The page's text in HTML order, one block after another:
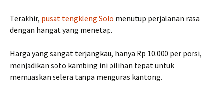
Terakhir, pusat tengkleng Solo menutup perjalanan rasa
dengan hangat yang menetap.
Harga yang sangat terjangkau, hanya Rp 10.000 per porsi,
menjadikan soto kambing ini pilihan tepat untuk
memuaskan selera tanpa menguras kantong.